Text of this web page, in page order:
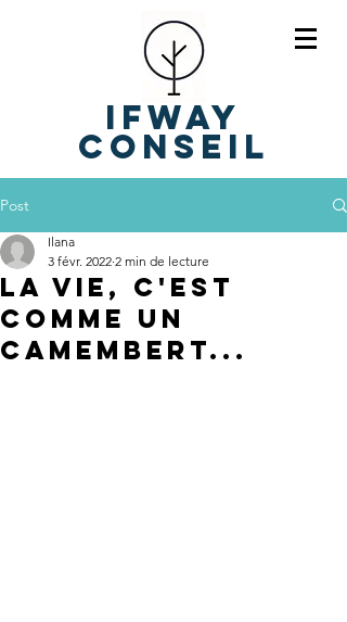
IFWAY
Conseil
Post
La vie, c'est
comme un
camembert...
Ilana
3 févr. 2022 2 min de lecture